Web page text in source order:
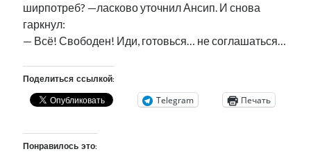
ширпотреб? —ласково уточнил Ансип. И снова
гаркнул:
— Всё! Свободен! Иди, готовься… не соглашаться…
Поделиться ссылкой:
Telegram Печать
Понравилось это: